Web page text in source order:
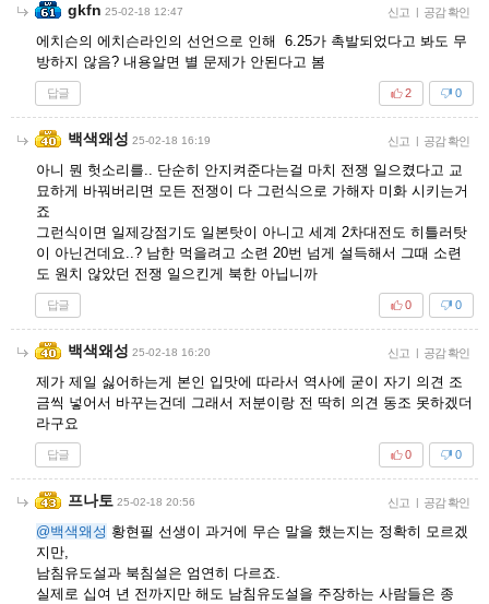
gkfn 25-02-18 12:47 신고 | 공감 확인
에치슨의 에치슨라인의 선언으로 인해 6.25가 촉발되었다고 봐도 무
방하지 않음? 내용알면 별 문제가 안된다고 봄
답글 0
2
백색왜성 25-02-18 16:19 신고 | 공감 확인
아니 뭔 헛소리를.. 단순히 안지켜준다는걸 마치 전쟁 일으켰다고 교
묘하게 바꿔버리면 모든 전쟁이 다 그런식으로 가해자 미화 시키는거
죠
그런식이면 일제강점기도 일본탓이 아니고 세계 2차대전도 히틀러탓
이 아닌건데요..? 남한 먹을려고 소련 20번 넘게 설득해서 그때 소련
도 원치 않았던 전쟁 일으킨게 북한 아닙니까
답글 0
0
백색왜성 25-02-18 16:20 신고 | 공감 확인
제가 제일 싫어하는게 본인 입맛에 따라서 역사에 굳이 자기 의견 조
금씩 넣어서 바꾸는건데 그래서 저분이랑 전 딱히 의견 동조 못하겠더
라구요
답글 0
0
프나토 25-02-18 20:56 신고 | 공감 확인
@백색왜성 황현필 선생이 과거에 무슨 말을 했는지는 정확히 모르겠
지만,
남침유도설과 북침설은 엄연히 다르죠.
실제로 십여 년 전까지만 해도 남침유도설을 주장하는 사람들은 종